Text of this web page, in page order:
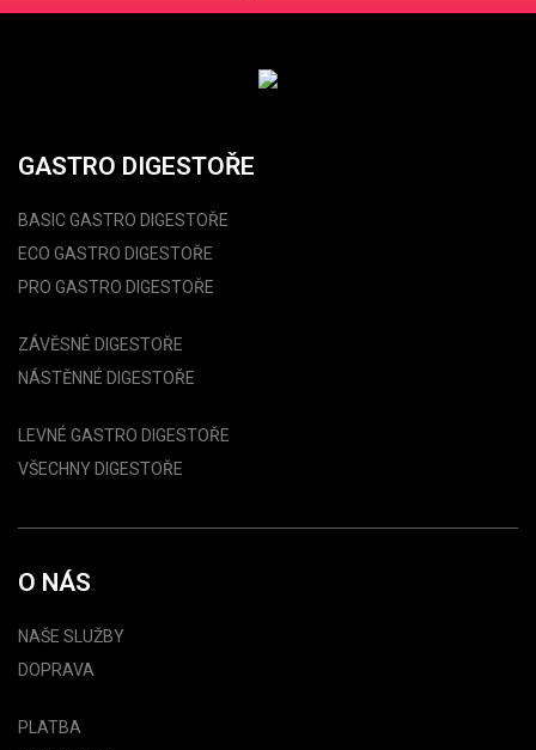
GASTRO DIGESTOŘE
BASIC GASTRO DIGESTOŘE
ECO GASTRO DIGESTOŘE
PRO GASTRO DIGESTOŘE
ZÁVĚSNÉ DIGESTOŘE
NÁSTĚNNÉ DIGESTOŘE
LEVNÉ GASTRO DIGESTOŘE
VŠECHNY DIGESTOŘE
O NÁS
NAŠE SLUŽBY
DOPRAVA
PLATBA